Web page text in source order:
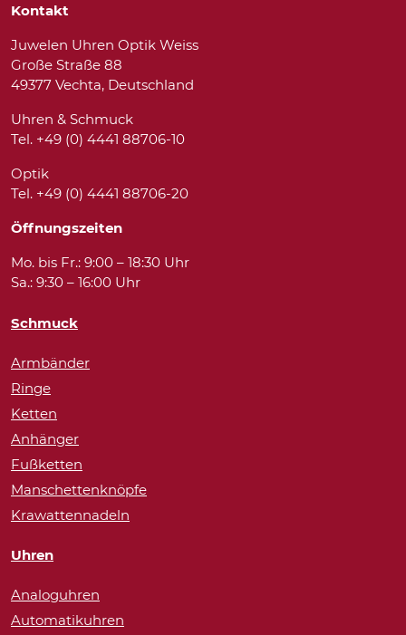
Kontakt
Juwelen Uhren Optik Weiss
Große Straße 88
49377 Vechta, Deutschland
Uhren & Schmuck
Tel. +49 (0) 4441 88706-10
Optik
Tel. +49 (0) 4441 88706-20
Öffnungszeiten
Mo. bis Fr.: 9:00 – 18:30 Uhr
Sa.: 9:30 – 16:00 Uhr
Schmuck
Armbänder
Ringe
Ketten
Anhänger
Fußketten
Manschettenknöpfe
Krawattennadeln
Uhren
Analoguhren
Automatikuhren